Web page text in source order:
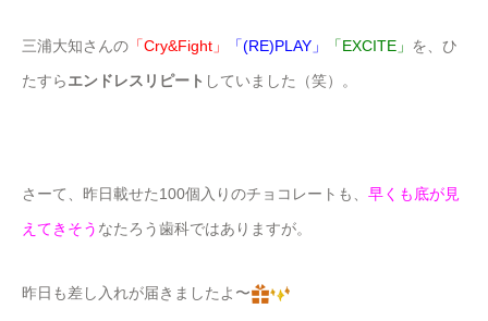
三浦大知さんの 「Cry&Fight」 「(RE)PLAY」 「EXCITE」 を、ひ
たすらエンドレスリピート していました（笑）。
さーて、昨日載せた100個入りのチョコレートも、 早くも底が見
えてきそう なたろう歯科ではありますが。
昨日も差し入れが届きましたよ〜